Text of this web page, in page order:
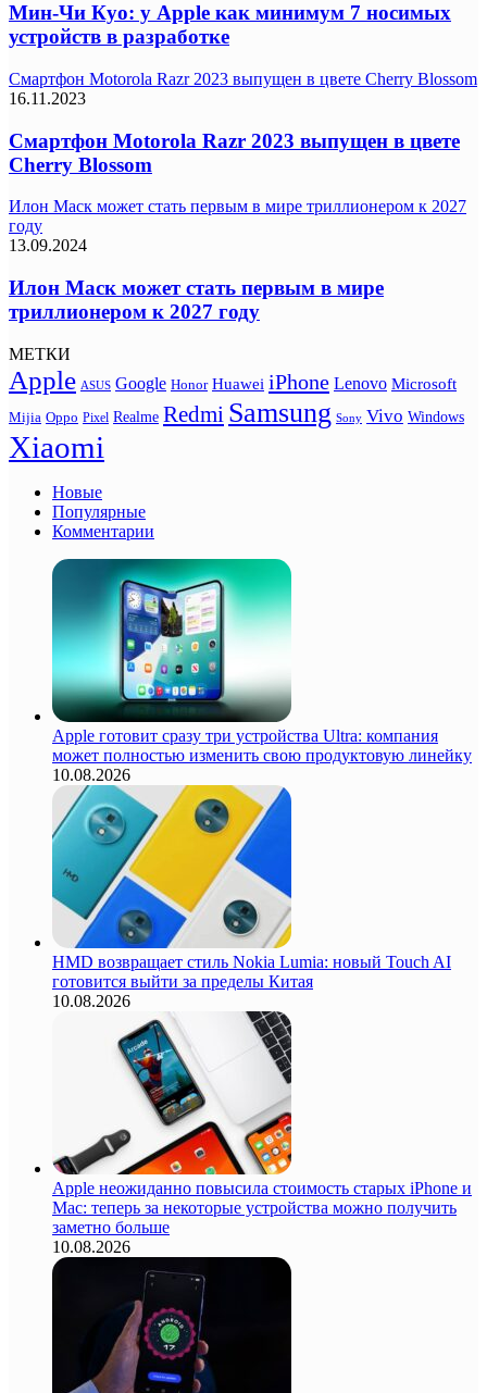
Мин-Чи Куо: у Apple как минимум 7 носимых
устройств в разработке
Смартфон Motorola Razr 2023 выпущен в цвете Cherry Blossom
16.11.2023
Смартфон Motorola Razr 2023 выпущен в цвете
Cherry Blossom
Илон Маск может стать первым в мире триллионером к 2027
году
13.09.2024
Илон Маск может стать первым в мире
триллионером к 2027 году
МЕТКИ
Apple ASUS Google Honor Huawei iPhone Lenovo Microsoft
Mijia Oppo Pixel Realme Redmi Samsung Sony Vivo Windows
Xiaomi
Новые
Популярные
Комментарии
Apple готовит сразу три устройства Ultra: компания
может полностью изменить свою продуктовую линейку
10.08.2026
HMD возвращает стиль Nokia Lumia: новый Touch AI
готовится выйти за пределы Китая
10.08.2026
Apple неожиданно повысила стоимость старых iPhone и
Mac: теперь за некоторые устройства можно получить
заметно больше
10.08.2026